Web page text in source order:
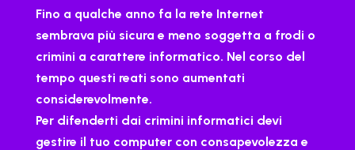
Fino a qualche anno fa la rete Internet
sembrava più sicura e meno soggetta a frodi o
crimini a carattere informatico. Nel corso del
tempo questi reati sono aumentati
considerevolmente.
Per difenderti dai crimini informatici devi
gestire il tuo computer con consapevolezza e